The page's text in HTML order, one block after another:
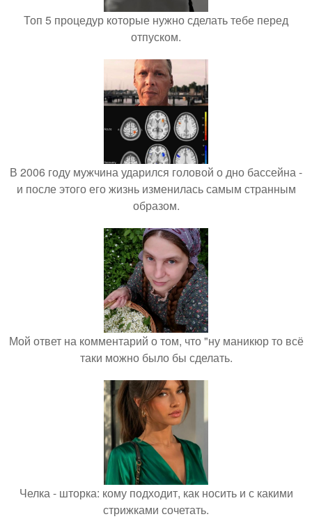
Топ 5 процедур которые нужно сделать тебе перед
отпуском.
В 2006 году мужчина ударился головой о дно бассейна -
и после этого его жизнь изменилась самым странным
образом.
Мой ответ на комментарий о том, что "ну маникюр то всё
таки можно было бы сделать.
Челка - шторка: кому подходит, как носить и с какими
стрижками сочетать.